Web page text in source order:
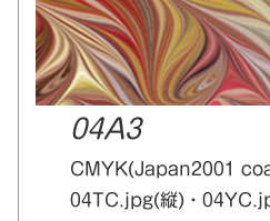
04A3
CMYK(Japan2001
04TC.jpg(縦)・